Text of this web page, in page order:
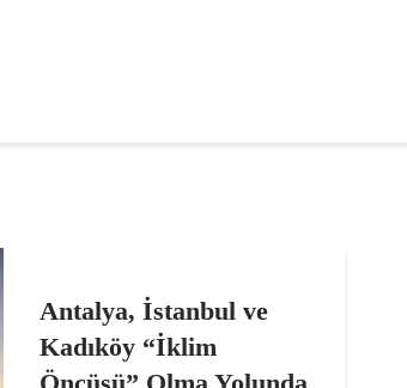
Antalya, İstanbul ve
Kadıköy “İklim